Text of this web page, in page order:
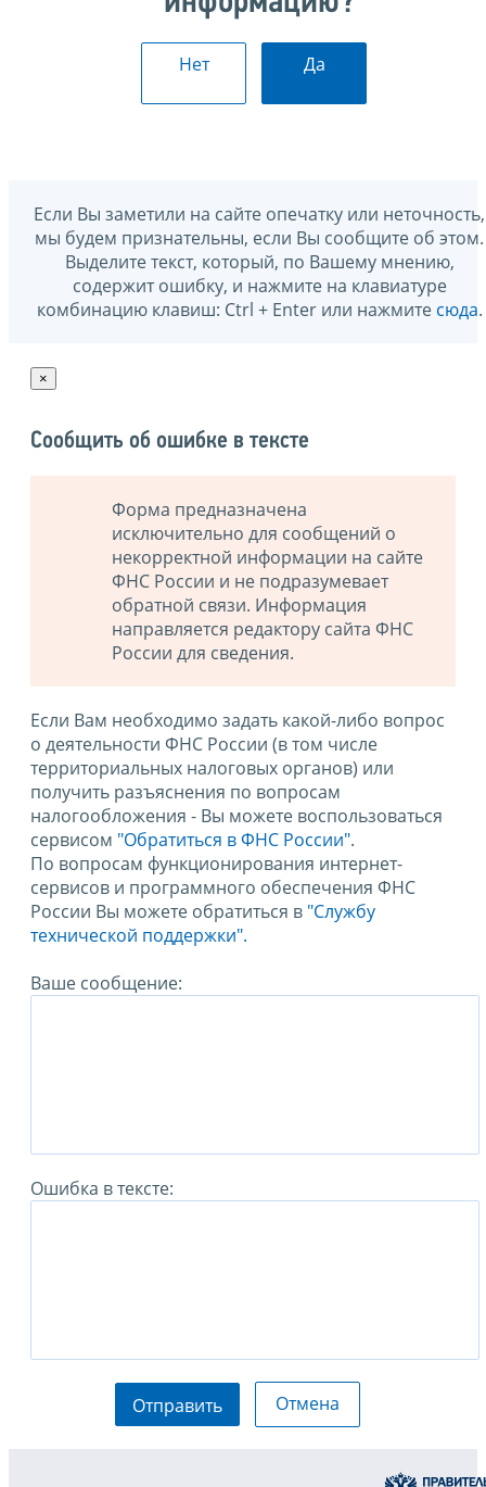
Нет Да
Если Вы заметили на сайте опечатку или неточность,
мы будем признательны, если Вы сообщите об этом.
Выделите текст, который, по Вашему мнению,
содержит ошибку, и нажмите на клавиатуре
комбинацию клавиш: Ctrl + Enter или нажмите сюда.
×
Сообщить об ошибке в тексте
Форма предназначена
исключительно для сообщений о
некорректной информации на сайте
ФНС России и не подразумевает
обратной связи. Информация
направляется редактору сайта ФНС
России для сведения.
Если Вам необходимо задать какой-либо вопрос
о деятельности ФНС России (в том числе
территориальных налоговых органов) или
получить разъяснения по вопросам
налогообложения - Вы можете воспользоваться
сервисом "Обратиться в ФНС России".
По вопросам функционирования интернет-
сервисов и программного обеспечения ФНС
России Вы можете обратиться в "Службу
технической поддержки".
Ваше сообщение:
Ошибка в тексте:
Отправить Отмена